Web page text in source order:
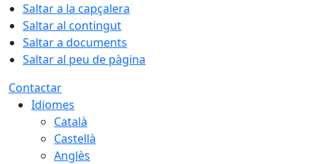
Saltar a la capçalera
Saltar al contingut
Saltar a documents
Saltar al peu de pàgina
Contactar
Idiomes
Català
Castellà
Anglès